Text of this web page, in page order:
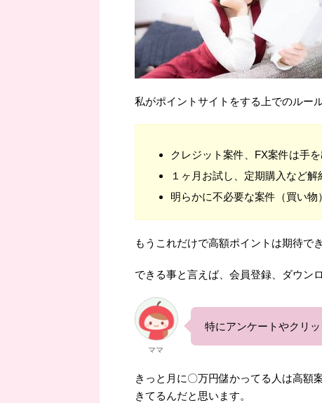
私がポイントサイトをする上でのルー
クレジット案件、FX案件は手
１ヶ月お試し、定期購入など
明らかに不必要な案件（買い物
もうこれだけで高額ポイントは期待で
できる事と言えば、会員登録、ダウン
ママ
特にアンケートやクリ
きっと月に〇万円儲かってる人は高額
きてるんだと思います。